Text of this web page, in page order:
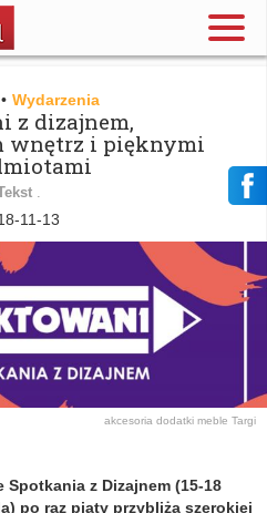
• Wydarzenia
z dizajnem,
wnętrz i pięknymi
.
11-13
akcesoria dodatki meble Targi
z Dizajnem (15-18
po raz piąty przybliżą szerokiej